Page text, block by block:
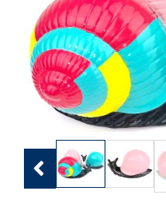
Previous